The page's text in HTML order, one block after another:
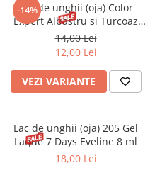
-14%
Lac de unghii (oja) Color
Expert Albastru si Turcoaz
Golden Rose 10.2ml
14,00 Lei
12,00 Lei
VEZI VARIANTE
Lac de unghii (oja) 205 Gel
Laque 7 Days Eveline 8 ml
18,00 Lei